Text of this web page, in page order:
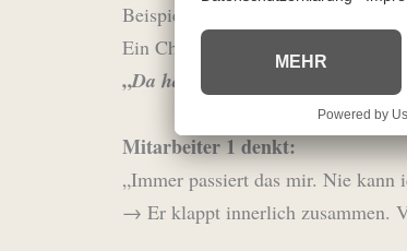
Beispiel: 2 Mitarbeiter – 1 Satz, 2
Ein Chef sagt zu zwei
„Da habe ich etwas anderes
Mitarbeiter 1 denkt:
„Immer passiert das mir. Nie
→ Er klappt innerlich zusammen.